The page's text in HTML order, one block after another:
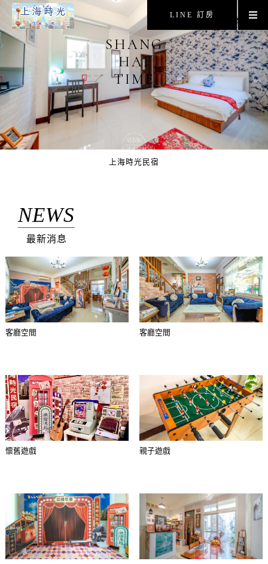
LINE 訂房
上海時光民宿
SHANG
HAI
TIME
NEWS
最新消息
客廳空間 客廳空間
懷舊遊戲 親子遊戲